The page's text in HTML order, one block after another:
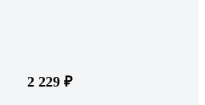
2 229 ₽